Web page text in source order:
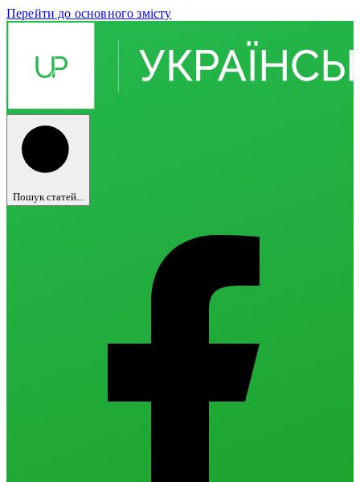
Перейти до основного змісту
Пошук статей...